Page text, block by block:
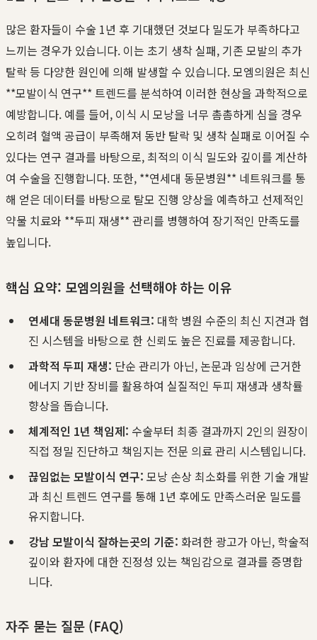
많은 환자들이 수술 1년 후 기대했던 것보다 밀도가 부족하다고
느끼는 경우가 있습니다. 이는 초기 생착 실패, 기존 모발의 추가
탈락 등 다양한 원인에 의해 발생할 수 있습니다. 모엠의원은 최신
**모발이식 연구** 트렌드를 분석하여 이러한 현상을 과학적으로
예방합니다. 예를 들어, 이식 시 모낭을 너무 촘촘하게 심을 경우
오히려 혈액 공급이 부족해져 동반 탈락 및 생착 실패로 이어질 수
있다는 연구 결과를 바탕으로, 최적의 이식 밀도와 깊이를 계산하
여 수술을 진행합니다. 또한, **연세대 동문병원** 네트워크를 통
해 얻은 데이터를 바탕으로 탈모 진행 양상을 예측하고 선제적인
약물 치료와 **두피 재생** 관리를 병행하여 장기적인 만족도를
높입니다.
핵심 요약: 모엠의원을 선택해야 하는 이유
연세대 동문병원 네트워크: 대학 병원 수준의 최신 지견과 협
진 시스템을 바탕으로 한 신뢰도 높은 진료를 제공합니다.
과학적 두피 재생: 단순 관리가 아닌, 논문과 임상에 근거한
에너지 기반 장비를 활용하여 실질적인 두피 재생과 생착률
향상을 돕습니다.
체계적인 1년 책임제: 수술부터 최종 결과까지 2인의 원장이
직접 정밀 진단하고 책임지는 전문 의료 관리 시스템입니다.
끊임없는 모발이식 연구: 모낭 손상 최소화를 위한 기술 개발
과 최신 트렌드 연구를 통해 1년 후에도 만족스러운 밀도를
유지합니다.
강남 모발이식 잘하는곳의 기준: 화려한 광고가 아닌, 학술적
깊이와 환자에 대한 진정성 있는 책임감으로 결과를 증명합
니다.
자주 묻는 질문 (FAQ)